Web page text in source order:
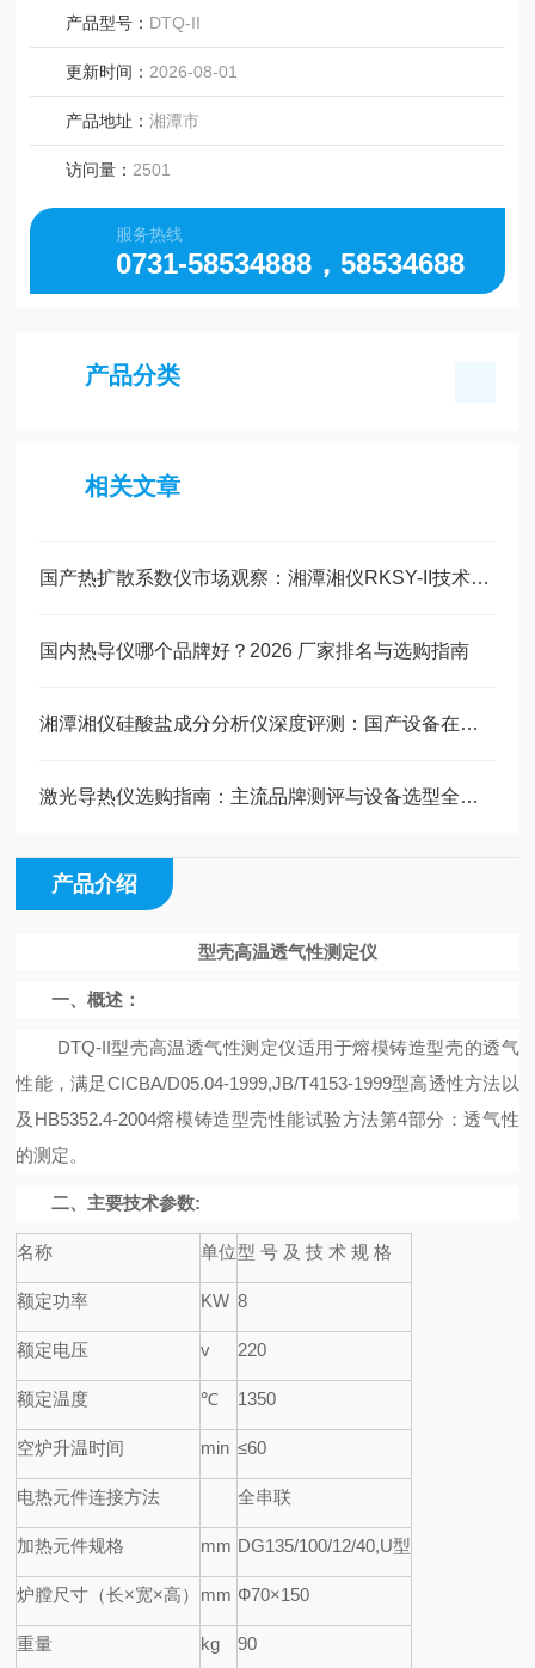
产品型号： DTQ-II
更新时间： 2026-08-01
产品地址：湘潭市
访问量： 2501
服务热线
0731-58534888，58534688
产品分类
相关文章
国产热扩散系数仪市场观察：湘潭湘仪RKSY-II技术解析
国内热导仪哪个品牌好？2026 厂家排名与选购指南
湘潭湘仪硅酸盐成分分析仪深度评测：国产设备在效率与精度上的平衡探索
激光导热仪选购指南：主流品牌测评与设备选型全维度参考（技术、品质、售后综合解读）
产品介绍
型壳高温透气性测定仪
一、概述：
DTQ-II型壳高温透气性测定仪适用于熔模铸造型壳的透气
性能，满足CICBA/D05.04-1999,JB/T4153-1999型高透性方法以
及 HB5352.4-2004熔模铸造型壳性能试验方法第4部分：透气性
的测定。
二、主要技术参数:
名称 单位型 号 及 技 术 规 格
额定功率 KW 8
额定电压 v 220
额定温度 ℃ 1350
空炉升温时间 min ≤60
电热元件连接方法 全串联
加热元件规格 mm DG135/100/12/40,U型
炉膛尺寸（长×宽×高） mm Ф70×150
重量 kg 90